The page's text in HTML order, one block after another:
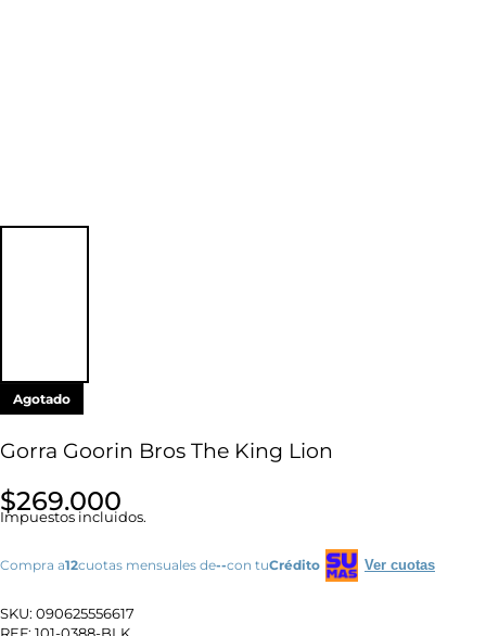
Agotado
Gorra Goorin Bros The King Lion
$269.000
Impuestos incluidos.
Compra a12cuotas mensuales de--con tuCrédito Ver cuotas
SKU: 090625556617